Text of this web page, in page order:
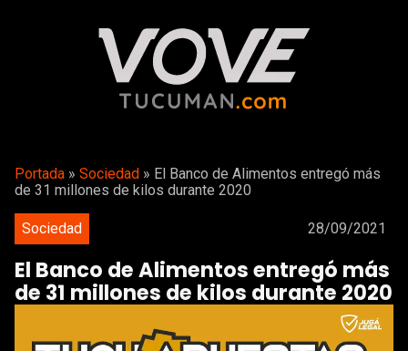
Portada » Sociedad » El Banco de Alimentos entregó más
de 31 millones de kilos durante 2020
Sociedad 28/09/2021
El Banco de Alimentos entregó más
de 31 millones de kilos durante 2020